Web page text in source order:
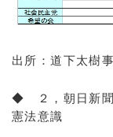
出所：道下太樹
◆ ２，朝日新聞
憲法意識